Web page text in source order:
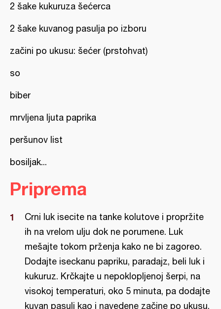
2 šake kukuruza šećerca
2 šake kuvanog pasulja po izboru
začini po ukusu: šećer (prstohvat)
so
biber
mrvljena ljuta paprika
peršunov list
bosiljak...
Priprema
Crni luk isecite na tanke kolutove i propržite
ih na vrelom ulju dok ne porumene. Luk
mešajte tokom prženja kako ne bi zagoreo.
Dodajte iseckanu papriku, paradajz, beli luk i
kukuruz. Krčkajte u nepoklopljenoj šerpi, na
visokoj temperaturi, oko 5 minuta, pa dodajte
kuvan pasulj kao i navedene začine po ukusu.